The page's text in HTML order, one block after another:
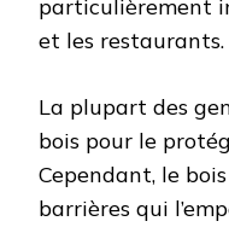
particulièrement
et les restaurants.
La plupart des
bois pour le
Cependant, le
barrières qui